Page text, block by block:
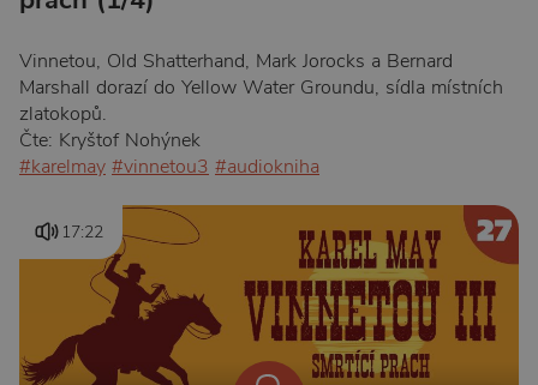
Vinnetou, Old Shatterhand, Mark Jorocks a Bernard
Marshall dorazí do Yellow Water Groundu, sídla místních
zlatokopů.
Čte: Kryštof Nohýnek
#karelmay #vinnetou3 #audiokniha
17:22